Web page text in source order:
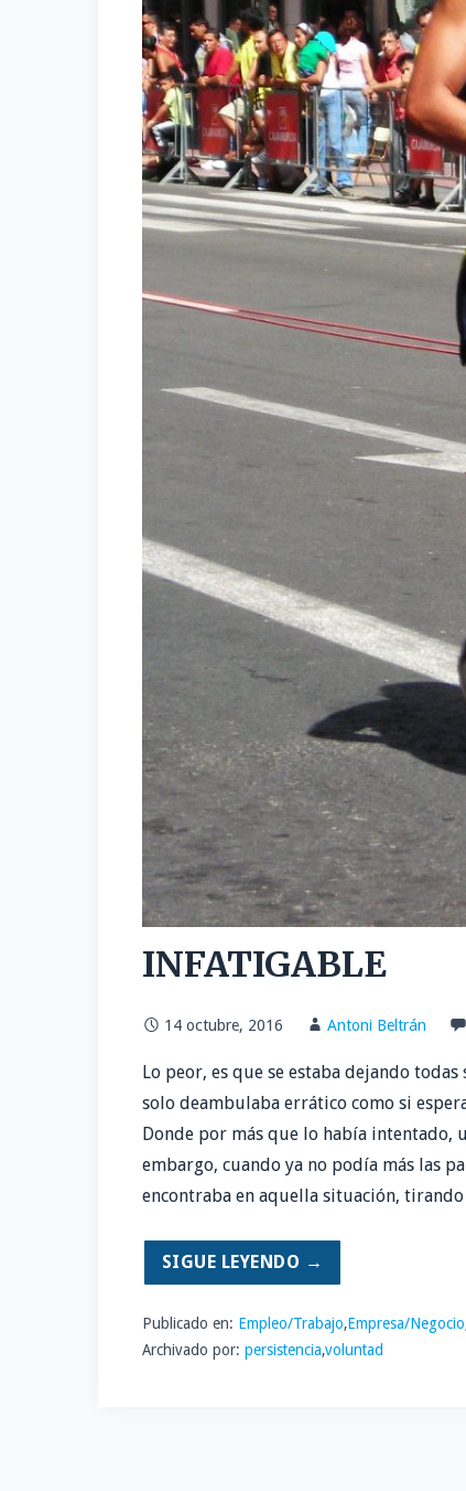
INFATIGABLE
14 octubre, 2016 Antoni Beltrán
Lo peor, es que se estaba dejando
solo deambulaba errático como si
Donde por más que lo había intentado,
embargo, cuando ya no podía más las
encontraba en aquella situación,
SIGUE LEYENDO →
Publicado en: Empleo/Trabajo,Empresa/Negocio
Archivado por: persistencia,voluntad